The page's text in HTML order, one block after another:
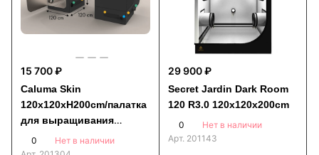
15 700 ₽
Caluma Skin
120x120xH200cm/палатка
для выращивания
растений
0
Нет в наличии
29 900 ₽
Secret Jardin Dark Room
120 R3.0 120x120x200cm
0
Нет в наличии
Арт. 201143